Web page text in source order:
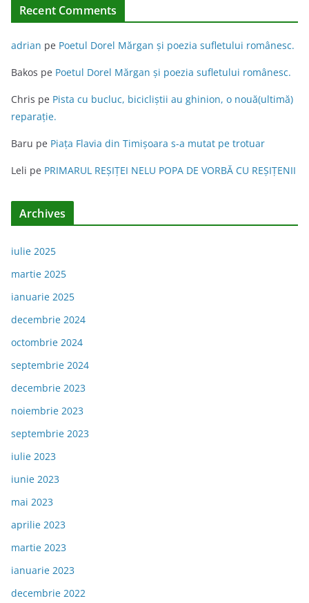
Recent Comments
adrian pe Poetul Dorel Mărgan şi poezia sufletului românesc.
Bakos pe Poetul Dorel Mărgan şi poezia sufletului românesc.
Chris pe Pista cu bucluc, bicicliștii au ghinion, o nouă(ultimă)
reparație.
Baru pe Piața Flavia din Timişoara s-a mutat pe trotuar
Leli pe PRIMARUL REŞIŢEI NELU POPA DE VORBĂ CU REŞIŢENII
Archives
iulie 2025
martie 2025
ianuarie 2025
decembrie 2024
octombrie 2024
septembrie 2024
decembrie 2023
noiembrie 2023
septembrie 2023
iulie 2023
iunie 2023
mai 2023
aprilie 2023
martie 2023
ianuarie 2023
decembrie 2022